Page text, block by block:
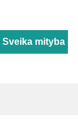
Sveika mityba